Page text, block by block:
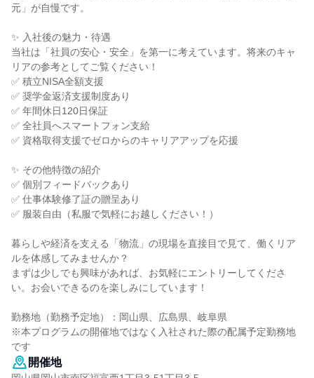
元」が自慢です。
✨ 入社後の魅力・待遇
当社は「社員の安心・安全」を第一に考えています。将来のキャ
リアの参考としてご覧ください！
✅ 積立NISA全額支援
✅ 奨学金返済支援制度あり
✅ 年間休日120日保証
✅ 全社員へスマートフォン支給
✅ 資格取得支援でゼロからのキャリアアップを応援
✨ その他特徴の紹介
✅ 個別フィードバックあり
✅ 仕事体験修了証の贈呈あり
✅ 服装自由（私服で気軽にお越しください！）
暮らしや経済を支える「物流」の現場を直接目で見て、働くリア
ルを体感してみませんか？
まずは少しでも興味があれば、お気軽にエントリーしてくださ
い。お会いできるのを楽しみにしています！
勤務地（勤務予定地）：岡山県、広島県、岐阜県
※本プログラムの開催地ではなく入社された際の配属予定勤務地
です
開催地